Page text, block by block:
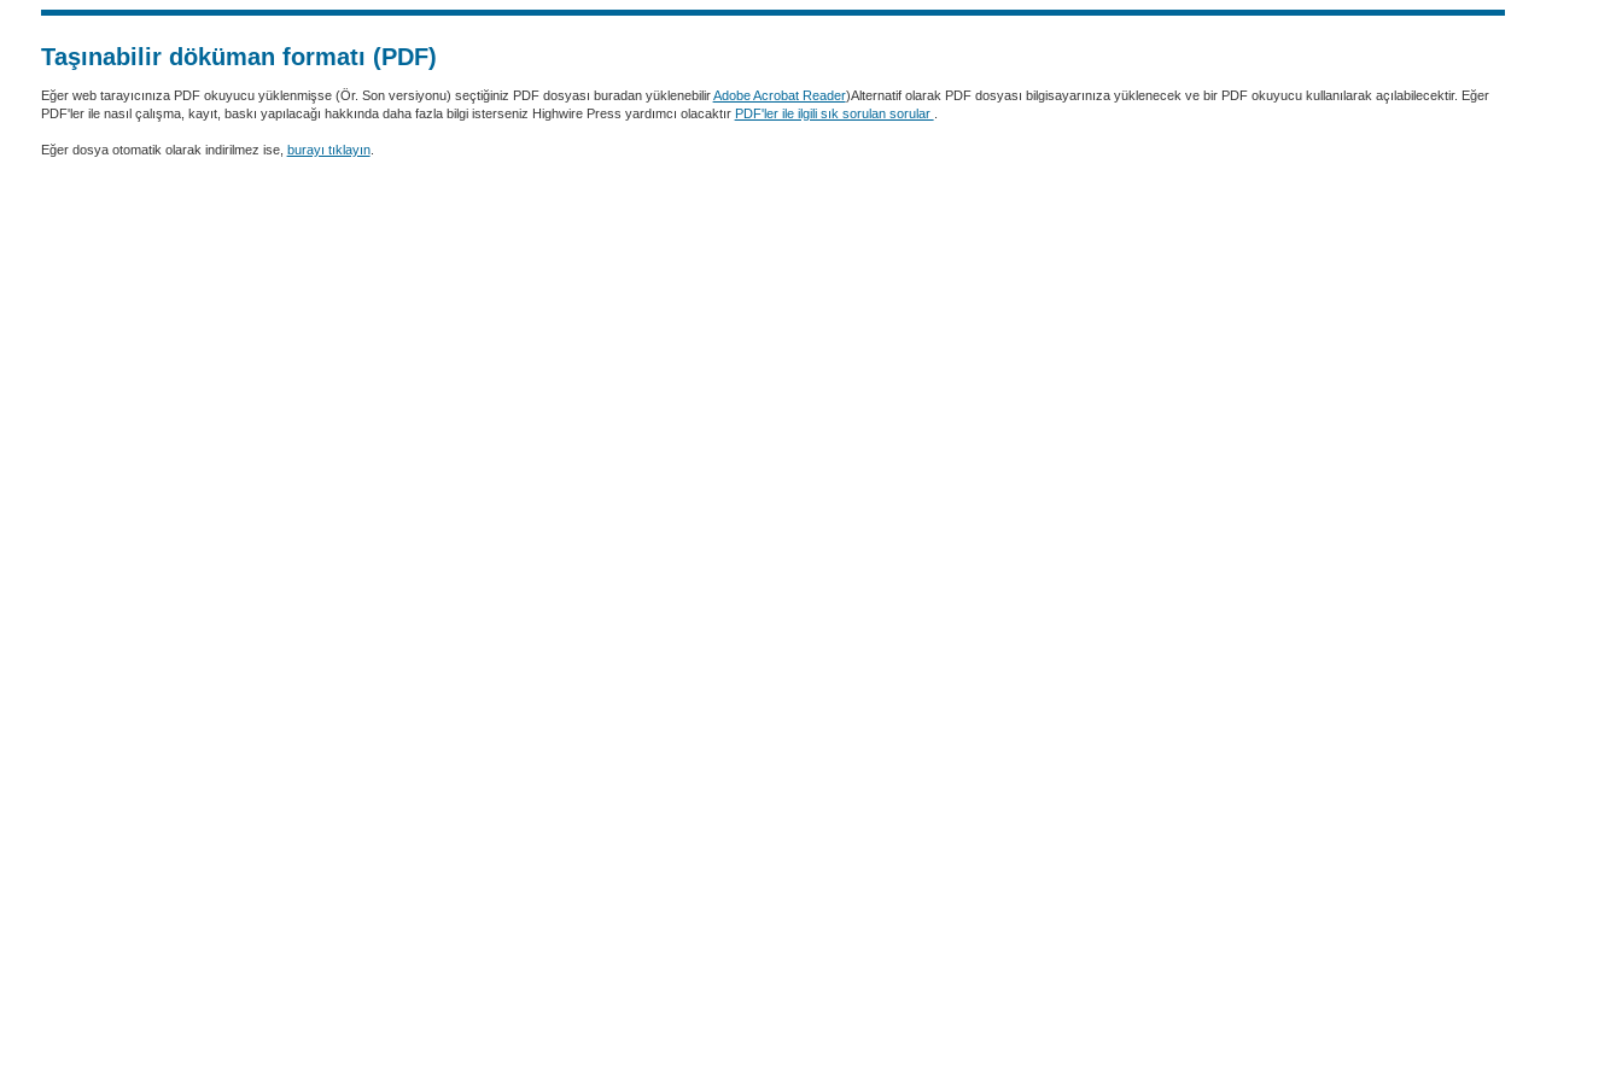
Taşınabilir döküman formatı (PDF)
Eğer web tarayıcınıza PDF okuyucu yüklenmişse (Ör. Son versiyonu) seçtiğiniz PDF dosyası buradan yüklenebilirAdobe Acrobat Reader)Alternatif olarak PDF dosyası bilgisayarınıza yüklenecek ve bir PDF okuyucu kullanılarak açılabilecektir. Eğer
PDF'ler ile nasıl çalışma, kayıt, baskı yapılacağı hakkında daha fazla bilgi isterseniz Highwire Press yardımcı olacaktır PDF'ler ile ilgili sık sorulan sorular
Eğer dosya otomatik olarak indirilmez ise, burayı tıklayın.